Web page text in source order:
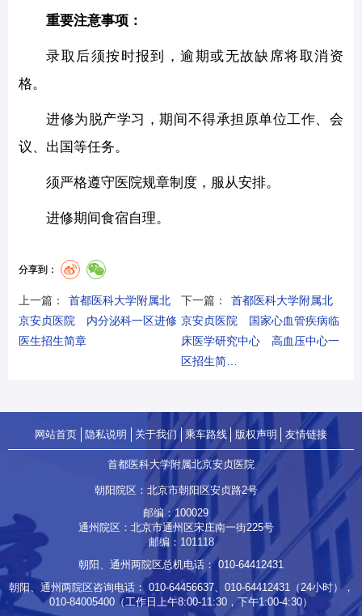
重要注意事项：
录取后须按时报到，逾期或无故缺席将取消资
格。
进修为脱产学习，期间不得承担原单位工作、会
议、出国等任务。
须严格遵守医院规章制度，服从安排。
进修期间食宿自理。
分享到：
上一篇：
首都医科大学附属北
京安贞医院 内分泌科一区进修
医生招生简章
下一篇：
首都医科大学附属北
京安贞医院 国家心血管疾病临
床医学研究中心 高血压中心一
区招生简…
网站首页 隐私说明 关于我们 乘车路线 版权声明 友情链接
首都医科大学附属北京安贞医院
朝阳院区：北京市朝阳区安贞路2号
邮编：100029
通州院区：北京市通州区宋庄南一街225号
邮编：101118
朝阳、通州两院区总机电话： 010-64412431
朝阳、通州两院区咨询电话： 010-64456637、 010-64412431 （24小时），
010-84005400 （工作日上午8:00-11:30，下午1:00-4:30）